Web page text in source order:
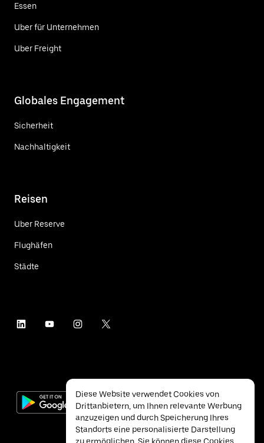
Essen
Uber für Unternehmen
Uber Freight
Globales Engagement
Sicherheit
Nachhaltigkeit
Reisen
Uber Reserve
Flughäfen
Städte
Diese Website verwendet Cookies von
Drittanbietern, um Ihnen relevante Werbung
anzuzeigen und durch Speicherung Ihres
Standorts eine personalisierte Darstellung